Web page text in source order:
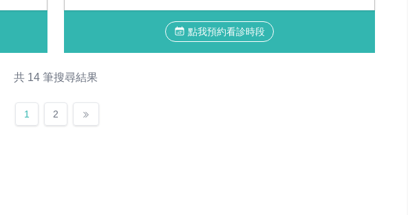
點我預約看診時段
共 14 筆搜尋結果
1 2